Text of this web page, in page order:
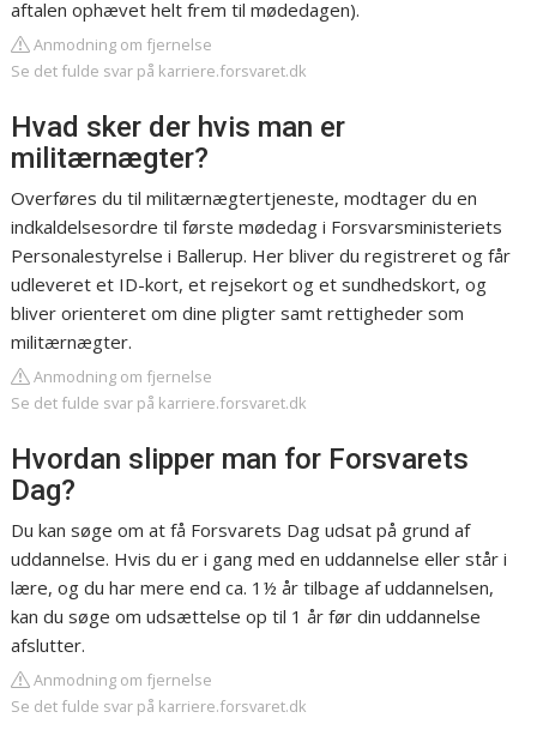
aftalen ophævet helt frem til mødedagen).
Anmodning om fjernelse
Se det fulde svar på karriere.forsvaret.dk
Hvad sker der hvis man er
militærnægter?
Overføres du til militærnægtertjeneste, modtager du en
indkaldelsesordre til første mødedag i Forsvarsministeriets
Personalestyrelse i Ballerup. Her bliver du registreret og får
udleveret et ID-kort, et rejsekort og et sundhedskort, og
bliver orienteret om dine pligter samt rettigheder som
militærnægter.
Anmodning om fjernelse
Se det fulde svar på karriere.forsvaret.dk
Hvordan slipper man for Forsvarets
Dag?
Du kan søge om at få Forsvarets Dag udsat på grund af
uddannelse. Hvis du er i gang med en uddannelse eller står i
lære, og du har mere end ca. 1½ år tilbage af uddannelsen,
kan du søge om udsættelse op til 1 år før din uddannelse
afslutter.
Anmodning om fjernelse
Se det fulde svar på karriere.forsvaret.dk